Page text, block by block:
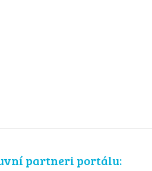
partneri portálu: